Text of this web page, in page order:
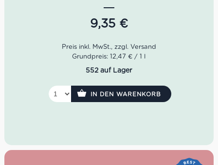
Pfirsich mit aromatischen Kräutern und gelben Blüten.
Am Gaumen wirkt dieser Grillo frisch, ausgewogen,
angenehm weich und von guter Intensität – ein
Pasta mit Pesto, frische Käse, Gemüse-Fingerfood, Crudo
di Mare und den italienischen Aperitivo.
9,35 €
Grundpreis: 12,47 € / 1 l
552 auf Lager
IN DEN WARENKORB